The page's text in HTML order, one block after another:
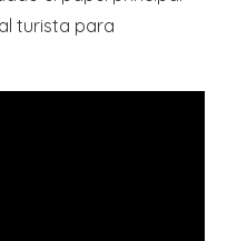
turista para